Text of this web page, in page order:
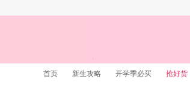
首页 新生攻略 开学季必买 抢好货